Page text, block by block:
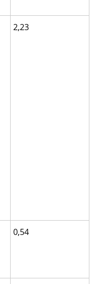
2,23
0,54